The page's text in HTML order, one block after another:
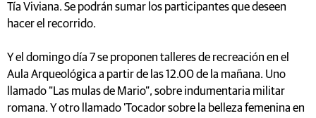
Tía Viviana. Se podrán sumar los participantes que deseen
hacer el recorrido.
Y el domingo día 7 se proponen talleres de recreación en el
Aula Arqueológica a partir de las 12.00 de la mañana. Uno
llamado “Las mulas de Mario”, sobre indumentaria militar
romana. Y otro llamado 'Tocador sobre la belleza femenina en